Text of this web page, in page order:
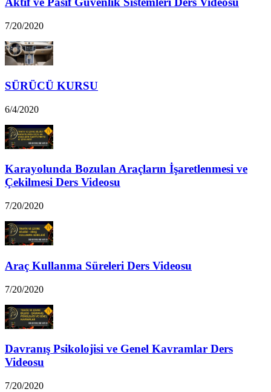
7/20/2020
SÜRÜCÜ KURSU
6/4/2020
Karayolunda Bozulan Araçların İşaretlenmesi ve
Çekilmesi Ders Videosu
7/20/2020
Araç Kullanma Süreleri Ders Videosu
7/20/2020
Davranış Psikolojisi ve Genel Kavramlar Ders
Videosu
7/20/2020